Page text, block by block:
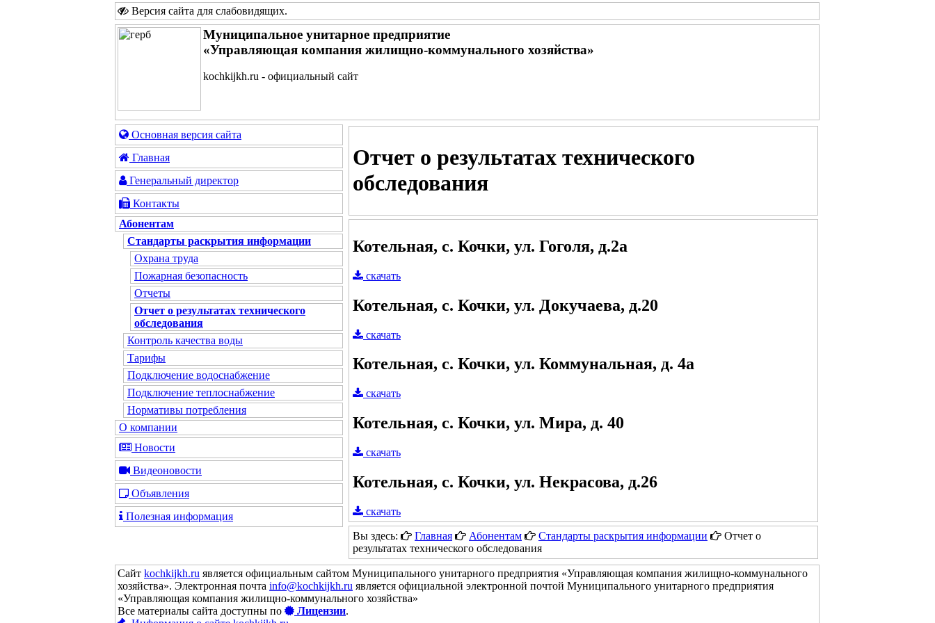
Версия сайта для слабовидящих.
Муниципальное унитарное предприятие
«Управляющая компания жилищно-коммунального хозяйства»
kochkijkh.ru - официальный сайт
Основная версия сайта
Главная
Генеральный директор
Контакты
Абонентам
Стандарты раскрытия информации
Охрана труда
Пожарная безопасность
Отчеты
Отчет о результатах технического
обследования
Контроль качества воды
Тарифы
Подключение водоснабжение
Подключение теплоснабжение
Нормативы потребления
О компании
Новости
Видеоновости
Объявления
Полезная информация
Отчет о результатах технического
обследования
Котельная, с. Кочки, ул. Гоголя, д.2а
скачать
Котельная, с. Кочки, ул. Докучаева, д.20
скачать
Котельная, с. Кочки, ул. Коммунальная, д. 4а
скачать
Котельная, с. Кочки, ул. Мира, д. 40
скачать
Котельная, с. Кочки, ул. Некрасова, д.26
скачать
Вы здесь: Главная Абонентам Стандарты раскрытия информации
Отчет о
результатах технического обследования
Сайт kochkijkh.ru является официальным сайтом Муниципального унитарного предприятия «Управляющая компания жилищно-коммунального
хозяйства». Электронная почта info@kochkijkh.ru является официальной электронной почтой Муниципального унитарного предприятия
«Управляющая компания жилищно-коммунального хозяйства»
Все материалы сайта доступны по
Лицензии.